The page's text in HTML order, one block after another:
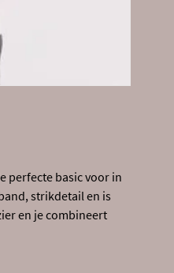
perfecte basic voor in
strikdetail en is
en je combineert